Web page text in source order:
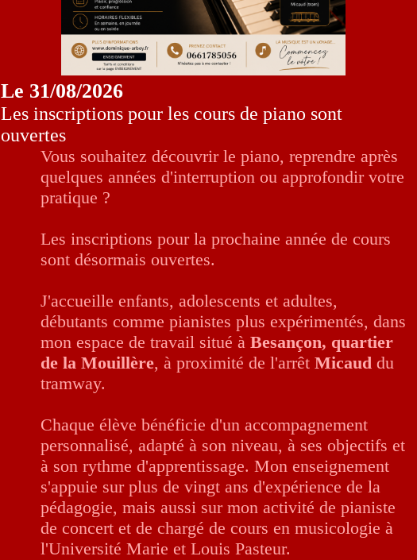
Le 31/08/2026
Les inscriptions pour les cours de piano sont
ouvertes
Vous souhaitez découvrir le piano, reprendre après
quelques années d'interruption ou approfondir votre
pratique ?
Les inscriptions pour la prochaine année de cours
sont désormais ouvertes.
J'accueille enfants, adolescents et adultes,
débutants comme pianistes plus expérimentés, dans
mon espace de travail situé à Besançon, quartier
de la Mouillère, à proximité de l'arrêt Micauddu
tramway.
Chaque élève bénéficie d'un accompagnement
personnalisé, adapté à son niveau, à ses objectifs et
à son rythme d'apprentissage. Mon enseignement
s'appuie sur plus de vingt ans d'expérience de la
pédagogie, mais aussi sur mon activité de pianiste
de concert et de chargé de cours en musicologie à
l'Université Marie et Louis Pasteur.